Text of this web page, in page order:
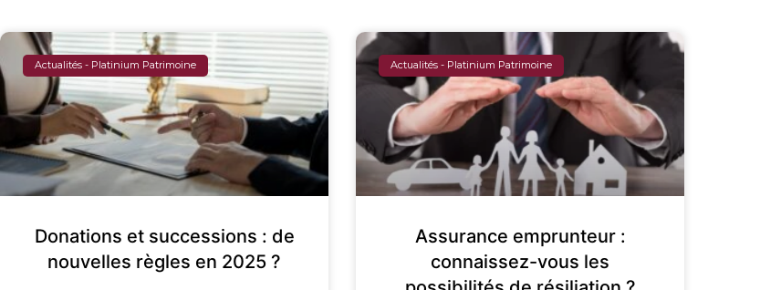
Actualités - Platinium Patrimoine
Donations et successions : de
nouvelles règles en 2025 ?
Actualités - Platinium Patrimoine
Assurance emprunteur :
connaissez-vous les